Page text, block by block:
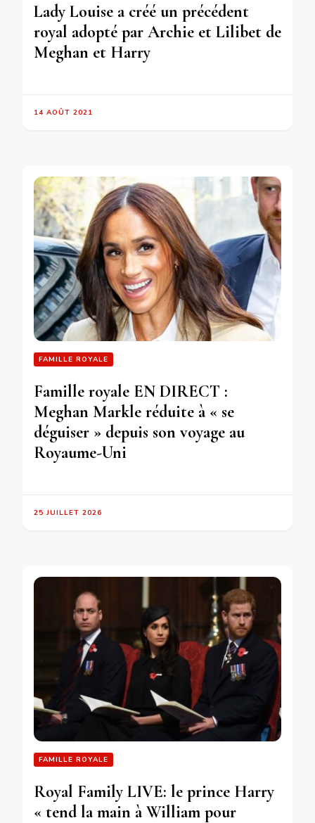
Lady Louise a créé un précédent
royal adopté par Archie et Lilibet de
Meghan et Harry
14 AOÛT 2021
FAMILLE ROYALE
Famille royale EN DIRECT :
Meghan Markle réduite à « se
déguiser » depuis son voyage au
Royaume-Uni
25 JUILLET 2026
FAMILLE ROYALE
Royal Family LIVE: le prince Harry
« tend la main à William pour